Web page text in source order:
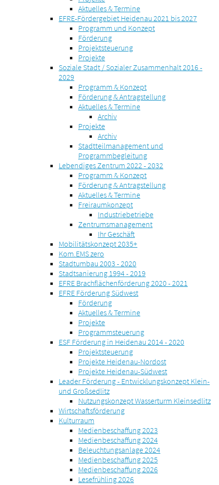
Aktuelles & Termine
EFRE-Fördergebiet Heidenau 2021 bis 2027
Programm und Konzept
Förderung
Projektsteuerung
Projekte
Soziale Stadt / Sozialer Zusammenhalt 2016 -
2029
Programm & Konzept
Förderung & Antragstellung
Aktuelles & Termine
Archiv
Projekte
Archiv
Stadtteilmanagement und
Programmbegleitung
Lebendiges Zentrum 2022 - 2032
Programm & Konzept
Förderung & Antragstellung
Aktuelles & Termine
Freiraumkonzept
Industriebetriebe
Zentrumsmanagement
Ihr Geschäft
Mobilitätskonzept 2035+
Kom.EMS zero
Stadtumbau 2003 - 2020
Stadtsanierung 1994 - 2019
EFRE Brachflächenförderung 2020 - 2021
EFRE Förderung Südwest
Förderung
Aktuelles & Termine
Projekte
Programmsteuerung
ESF Förderung in Heidenau 2014 - 2020
Projektsteuerung
Projekte Heidenau-Nordost
Projekte Heidenau-Südwest
Leader Förderung - Entwicklungskonzept Klein-
und Großsedlitz
Nutzungskonzept Wasserturm Kleinsedlitz
Wirtschaftsförderung
Kulturraum
Medienbeschaffung 2023
Medienbeschaffung 2024
Beleuchtungsanlage 2024
Medienbeschaffung 2025
Medienbeschaffung 2026
Lesefrühling 2026